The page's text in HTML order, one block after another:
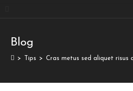
Blog
> Tips > Cras metus sed aliquet risus